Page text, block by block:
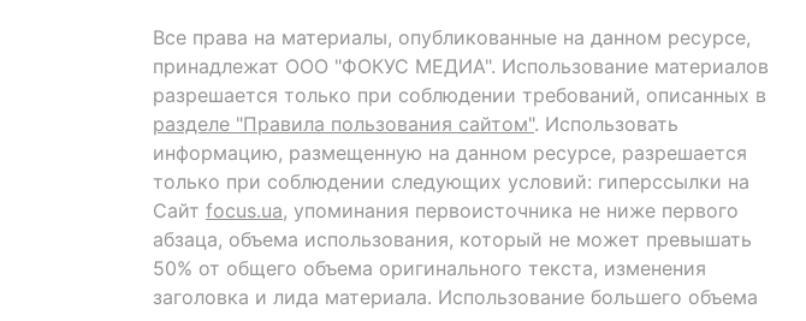
Все права на материалы, опубликованные на данном ресурсе,
принадлежат ООО "ФОКУС МЕДИА". Использование материалов
разрешается только при соблюдении требований, описанных в
разделе "Правила пользования сайтом". Использовать
информацию, размещенную на данном ресурсе, разрешается
только при соблюдении следующих условий: гиперссылки на
Сайт focus.ua, упоминания первоисточника не ниже первого
абзаца, объема использования, который не может превышать
50% от общего объема оригинального текста, изменения
заголовка и лида материала. Использование большего объема